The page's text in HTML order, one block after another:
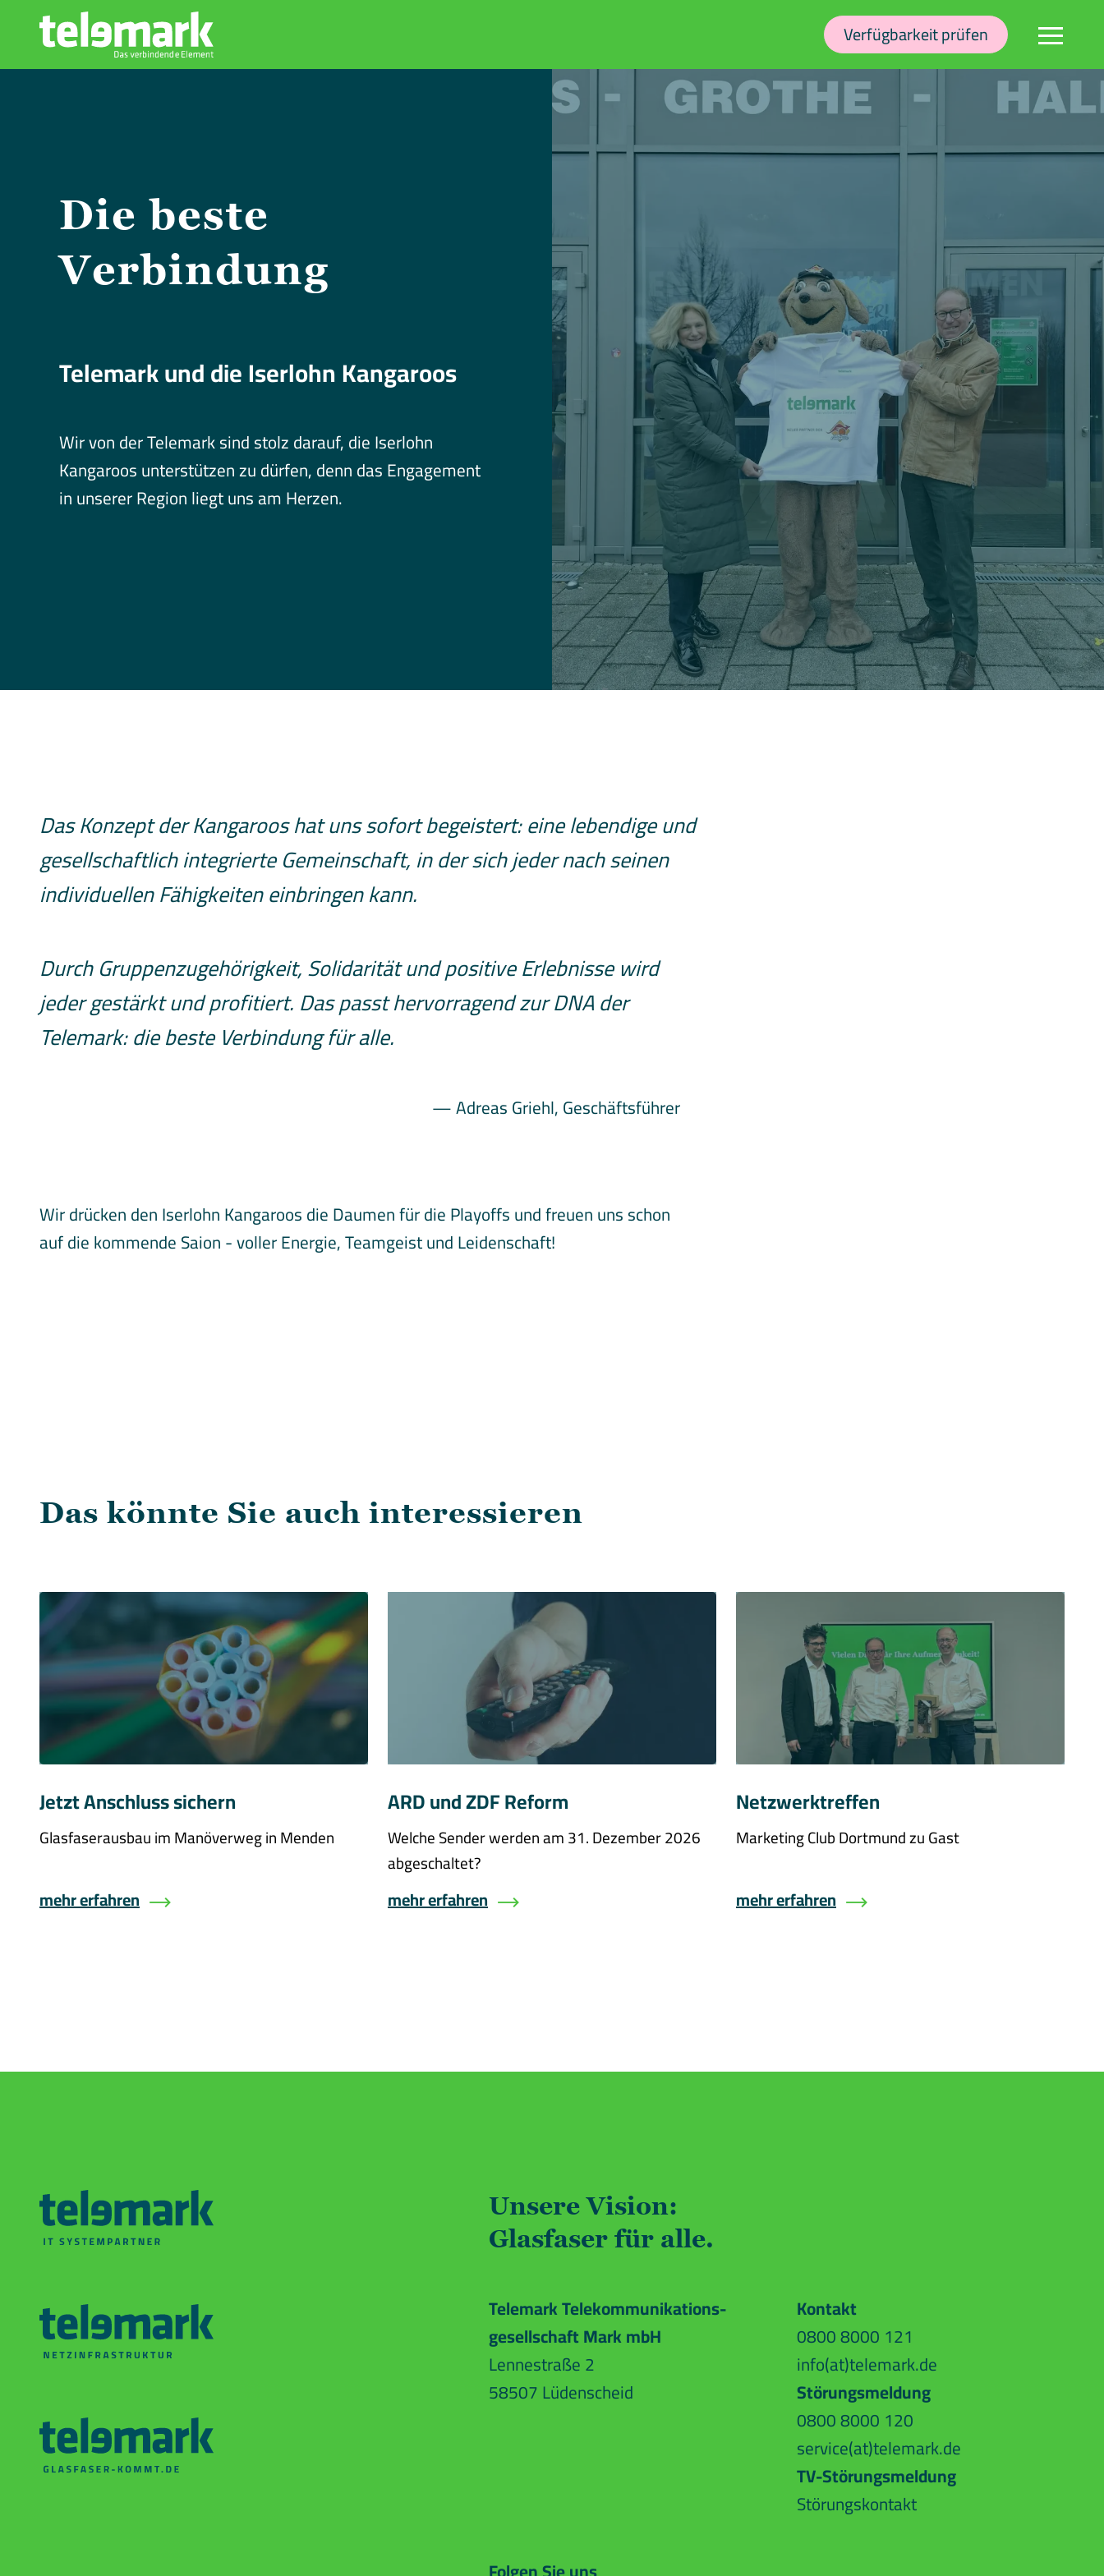
Verfügbarkeit prüfen
Die beste
Verbindung
Telemark und die Iserlohn Kangaroos
Wir von der Telemark sind stolz darauf, die Iserlohn
Kangaroos unterstützen zu dürfen, denn das Engagement
in unserer Region liegt uns am Herzen.
Das Konzept der Kangaroos hat uns sofort begeistert: eine lebendige und
gesellschaftlich integrierte Gemeinschaft, in der sich jeder nach seinen
individuellen Fähigkeiten einbringen kann.
Durch Gruppenzugehörigkeit, Solidarität und positive Erlebnisse wird
jeder gestärkt und profitiert. Das passt hervorragend zur DNA der
Telemark: die beste Verbindung für alle.
Adreas Griehl, Geschäftsführer
Wir drücken den Iserlohn Kangaroos die Daumen für die Playoffs und freuen uns schon
auf die kommende Saion - voller Energie, Teamgeist und Leidenschaft!
Das könnte Sie auch interessieren
Jetzt Anschluss sichern
Glasfaserausbau im Manöverweg in Menden
mehr erfahren
ARD und ZDF Reform
Welche Sender werden am 31. Dezember 2026
abgeschaltet?
mehr erfahren
Netzwerktreffen
Marketing Club Dortmund zu Gast
mehr erfahren
Unsere Vision:
Glasfaser für alle.
Telemark Telekommunikations-
gesellschaft Mark mbH
Lennestraße 2
58507 Lüdenscheid
Kontakt
0800 8000 121
info(at)telemark.de
Störungsmeldung
0800 8000 120
service(at)telemark.de
TV-Störungsmeldung
Störungskontakt
0800 8000 121
nf t l rk